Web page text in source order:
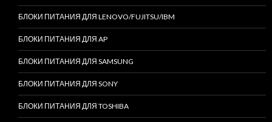
БЛОКИ ПИТАНИЯ ДЛЯ LENOVO/FUJITSU/IBM
БЛОКИ ПИТАНИЯ ДЛЯ AP
БЛОКИ ПИТАНИЯ ДЛЯ SAMSUNG
БЛОКИ ПИТАНИЯ ДЛЯ SONY
БЛОКИ ПИТАНИЯ ДЛЯ TOSHIBA